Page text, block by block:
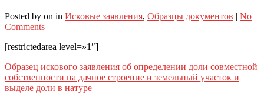
Posted by on in Исковые заявления, Образцы документов | No
Comments
[restrictedarea level=»1″]
Образец искового заявления об определении доли совместной
собственности на дачное строение и земельный участок и
выделе доли в натуре